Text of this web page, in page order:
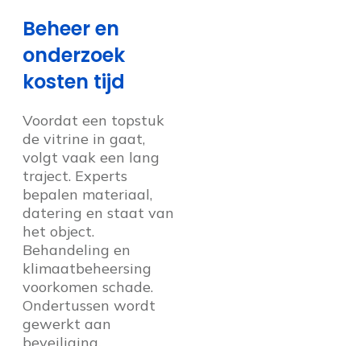
Beheer en
onderzoek
kosten tijd
Voordat een topstuk
de vitrine in gaat,
volgt vaak een lang
traject. Experts
bepalen materiaal,
datering en staat van
het object.
Behandeling en
klimaatbeheersing
voorkomen schade.
Ondertussen wordt
gewerkt aan